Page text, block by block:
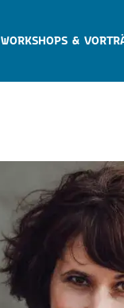
WORKSHOPS &